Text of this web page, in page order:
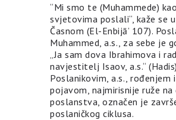
“Mi smo te (Muhammede)
svjetovima poslali“, kaže se u
Časnom (El-Enbijā’ 107).
Muhammed, a.s., za sebe je
„Ja sam dova Ibrahimova i
navjestitelj Isaov, a.s.“ (Hadis)
Poslanikovim, a.s., rođenjem i
pojavom, najmirisnije ruže
poslanstva, označen je
poslaničkog ciklusa.